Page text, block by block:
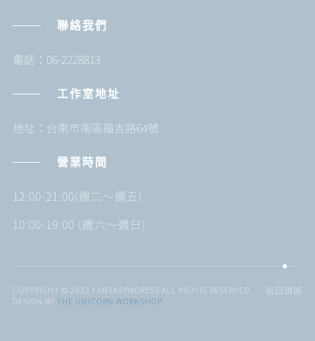
聯絡我們
電話：06-2228813
工作室地址
地址：台南市南區福吉路64號
營業時間
12:00-21:00(週二～週五)
10:00-19:00 (週六～週日)
COPYRIGHT © 2023 FANTASYWDRESS ALL RIGHTS RESERVED.
DESIGN BY THE UNICORN WORKSHOP
返回頂部